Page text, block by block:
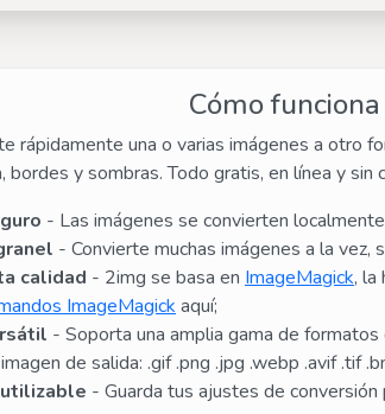
Cómo
rápidamente una o varias imágenes a otro
bordes y sombras. Todo gratis, en línea y sin
- Las imágenes se convierten
- Convierte muchas imágenes a la
calidad - 2img se basa en ImageMagick, la
ImageMagick aquí;
- Soporta una amplia gama de
de salida: .gif .png .jpg .webp .avif .tif
- Guarda tus ajustes de